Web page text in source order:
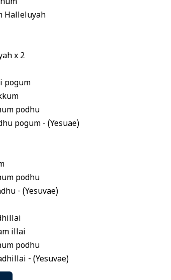
Halleluyah
x 2
pogum
podhu
pogum - (Yesuae)
podhu
- (Yesuvae)
illai
podhu
- (Yesuvae)